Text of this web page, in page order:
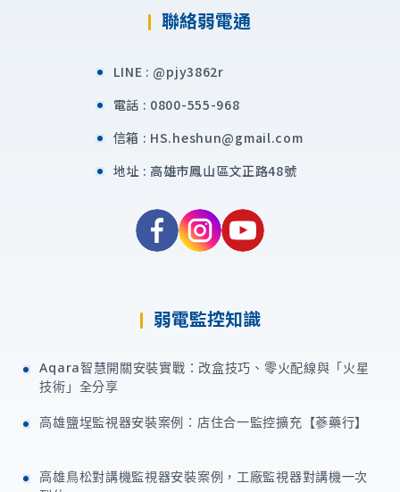
聯絡弱電通
LINE : @pjy3862r
電話 : 0800-555-968
信箱 : HS.heshun@gmail.com
地址 :高雄市鳳山區文正路48號
弱電監控知識
Aqara智慧開關安裝實戰：改盒技巧、零火配線與「火星
技術」全分享
高雄鹽埕監視器安裝案例：店住合一監控擴充【蔘藥行】
高雄鳥松對講機監視器安裝案例，工廠監視器對講機一次